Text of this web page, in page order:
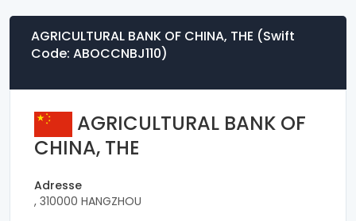
AGRICULTURAL BANK OF CHINA, THE (Swift
Code: ABOCCNBJ110)
AGRICULTURAL BANK OF
CHINA, THE
Adresse
, 310000 HANGZHOU